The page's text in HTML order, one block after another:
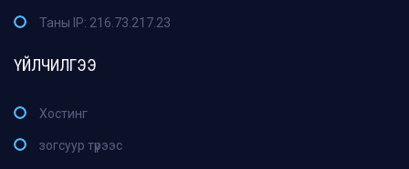
Таны IP: 216.73.217.23
ҮЙЛЧИЛГЭЭ
Хостинг
зогсуур түрээс